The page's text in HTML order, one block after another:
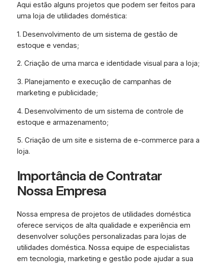
Aqui estão alguns projetos que podem ser feitos para
uma loja de utilidades doméstica:
1. Desenvolvimento de um sistema de gestão de
estoque e vendas;
2. Criação de uma marca e identidade visual para a loja;
3. Planejamento e execução de campanhas de
marketing e publicidade;
4. Desenvolvimento de um sistema de controle de
estoque e armazenamento;
5. Criação de um site e sistema de e-commerce para a
loja.
Importância de Contratar
Nossa Empresa
Nossa empresa de projetos de utilidades doméstica
oferece serviços de alta qualidade e experiência em
desenvolver soluções personalizadas para lojas de
utilidades doméstica. Nossa equipe de especialistas
em tecnologia, marketing e gestão pode ajudar a sua